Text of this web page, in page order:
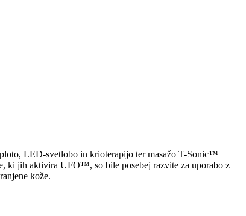
LED-svetlobo in krioterapijo ter masažo T-Sonic™
ki jih aktivira UFO™, so bile posebej razvite za uporabo z
kože.